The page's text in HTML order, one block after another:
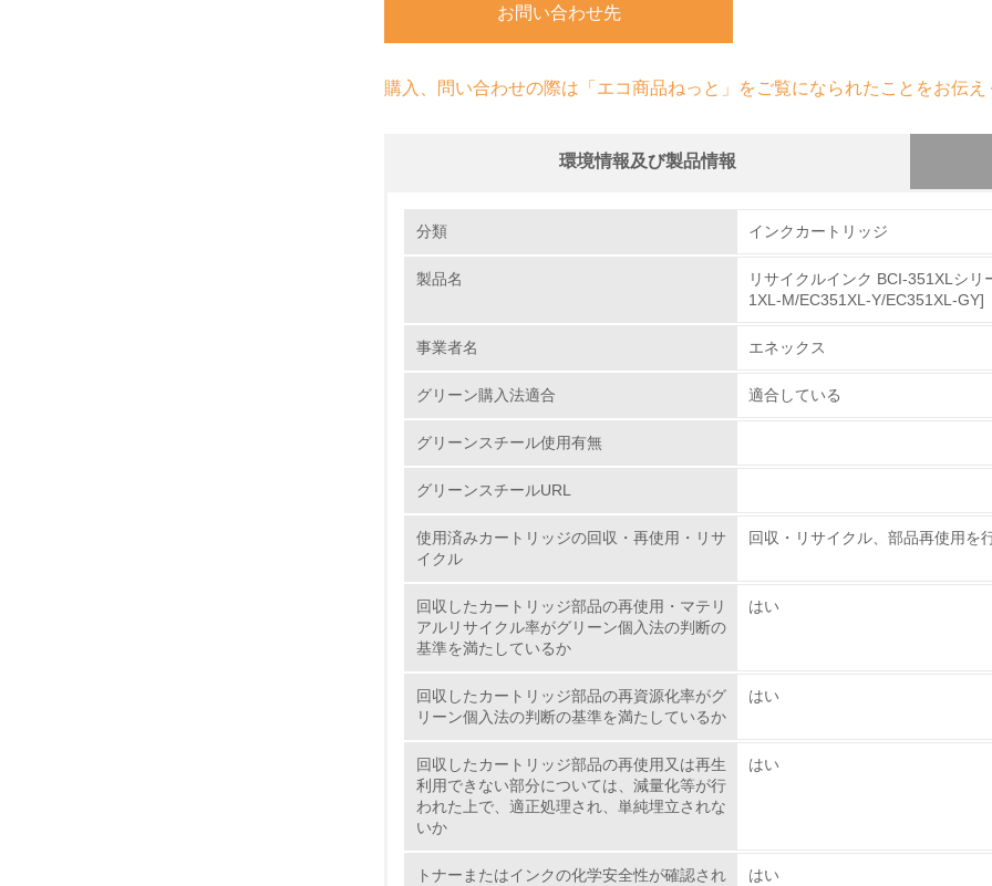
お問い合わせ先
購入、問い合わせの際は「エコ商品ねっと」をご覧になられたことをお伝え
環境情報及び製品情報
1.環境取り組み体制
1. 環境方針を持っている
2. 環境対応の責任体制を定めている
3. 環境問題に関する従業員教育を行っている
自社に関係する主要な環境法規制を把握し、順守している
5. 環境取り組み体制と成果を定期的に検証して次の活動に活かして
6. 従業員が環境方針に基づいて自分の業務の中で行うべき環境対
7. 環境活動に関する規格やプログラムを導入している
分類 インクカートリッジ
製品名
リサイクルインク BCI-351XLシ
1XL-M/EC351XL-Y/EC351XL-GY]
事業者名 エネックス
グリーン購入法適合 適合している
グリーンスチール使用有無
グリーンスチールURL
使用済みカートリッジの回収・再使用・リサ
イクル
回収・リサイクル、部品再使用を
回収したカートリッジ部品の再使用・マテリ
アルリサイクル率がグリーン個入法の判断の
基準を満たしているか
はい
回収したカートリッジ部品の再資源化率がグ
リーン個入法の判断の基準を満たしているか
はい
回収したカートリッジ部品の再使用又は再生
利用できない部分については、減量化等が行
われた上で、適正処理され、単純埋立されな
いか
はい
トナーまたはインクの化学安全性が確認され
はい